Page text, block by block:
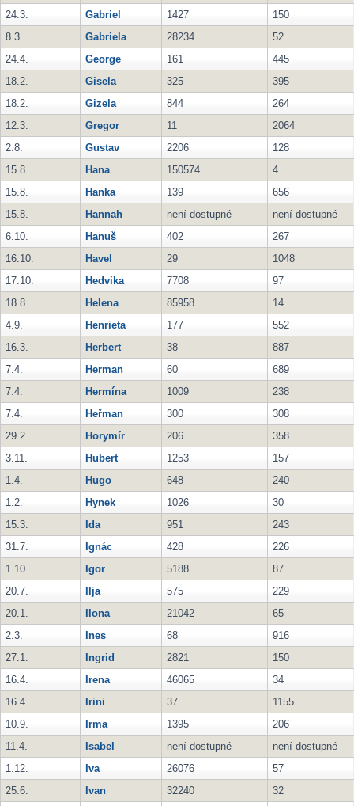
24.3.
Gabriel 1427
150
8.3.
Gabriela 28234
52
24.4.
George 161
445
18.2.
Gisela 325
395
18.2.
Gizela 844
264
12.3.
Gregor 11
2064
2.8.
Gustav 2206
128
15.8.
Hana 150574
4
15.8.
Hanka 139
656
15.8.
Hannah není dostupné
není dostupné
6.10.
Hanuš 402
267
16.10.
Havel 29
1048
17.10.
Hedvika 7708
97
18.8.
Helena 85958
14
4.9.
Henrieta 177
552
16.3.
Herbert 38
887
7.4.
Herman 60
689
7.4.
Hermína 1009
238
7.4.
Heřman 300
308
29.2.
Horymír 206
358
3.11.
Hubert 1253
157
1.4.
Hugo 648
240
1.2.
Hynek 1026
30
15.3.
Ida 951
243
31.7.
Ignác 428
226
1.10.
Igor 5188
87
20.7.
Ilja 575
229
20.1.
Ilona 21042
65
2.3.
Ines 68
916
27.1.
Ingrid 2821
150
16.4.
Irena 46065
34
16.4.
Irini 37
1155
10.9.
Irma 1395
206
11.4.
Isabel není dostupné
není dostupné
1.12.
Iva 26076
57
25.6.
Ivan 32240
32